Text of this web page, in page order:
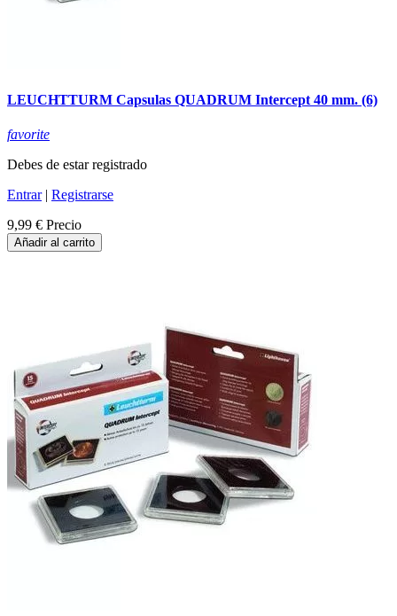
LEUCHTTURM Capsulas QUADRUM Intercept 40 mm. (6)
favorite
Debes de estar registrado
Entrar| Registrarse
9,99 € Precio
Añadir al carrito